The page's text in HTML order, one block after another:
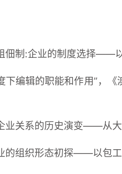
佃制:企业的制度选择——
下编辑的职能和作用”，
业关系的历史演变——从大
的组织形态初探——以包工